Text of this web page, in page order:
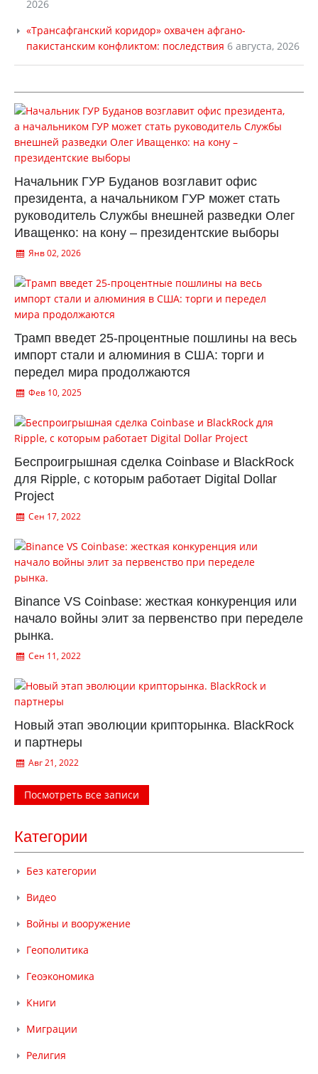
2026
«Трансафганский коридор» охвачен афгано-
пакистанским конфликтом: последствия 6 августа, 2026
Начальник ГУР Буданов возглавит офис
президента, а начальником ГУР может стать
руководитель Службы внешней разведки Олег
Иващенко: на кону – президентские выборы
Янв 02, 2026
Трамп введет 25-процентные пошлины на весь
импорт стали и алюминия в США: торги и
передел мира продолжаются
Фев 10, 2025
Беспроигрышная сделка Coinbase и BlackRock
для Ripple, с которым работает Digital Dollar
Project
Сен 17, 2022
Binance VS Coinbase: жесткая конкуренция или
начало войны элит за первенство при переделе
рынка.
Сен 11, 2022
Новый этап эволюции крипторынка. BlackRock
и партнеры
Авг 21, 2022
Посмотреть все записи
Категории
Без категории
Видео
Войны и вооружение
Геополитика
Геоэкономика
Книги
Миграции
Религия